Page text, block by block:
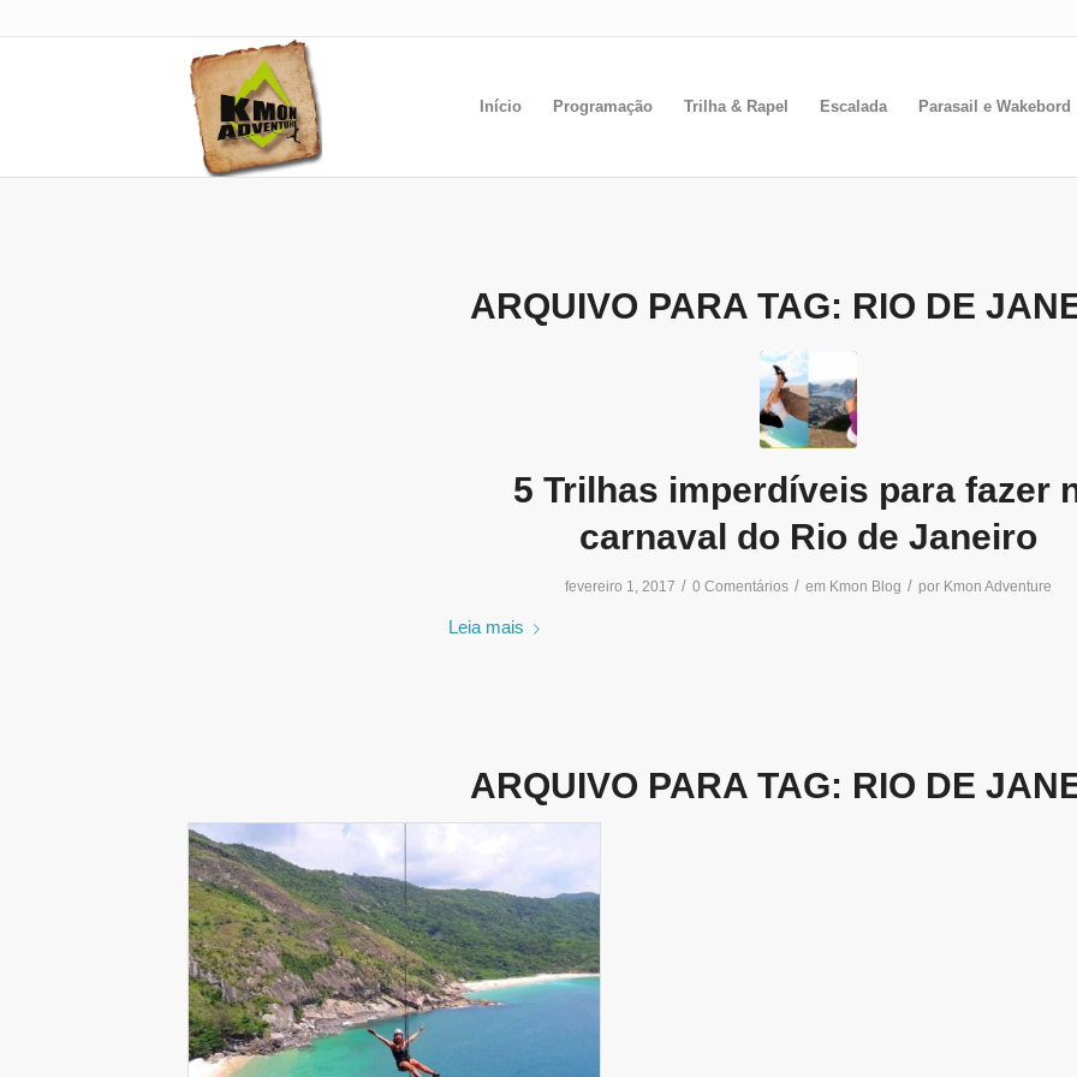
Início Programação Trilha & Rapel Escalada Parasail e Wakebord
ARQUIVO PARA TAG: RIO DE
5 Trilhas imperdíveis para fazer
carnaval do Rio de Janeiro
fevereiro 1, 2017 / 0 Comentários / em Kmon Blog / por Kmon Adventure
Leia mais
ARQUIVO PARA TAG: RIO DE